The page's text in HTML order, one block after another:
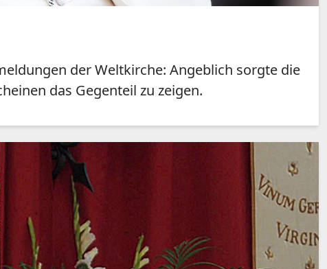
der Weltkirche: Angeblich sorgte die
das Gegenteil zu zeigen.